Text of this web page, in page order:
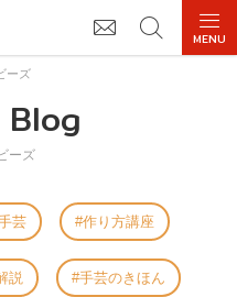
ーズ
ーズ
芸 作り方講座
説 手芸のきほん